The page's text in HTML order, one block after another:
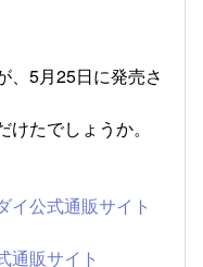
、5月25日に発売さ
たでしょうか。
イ公式通販サイト
通販サイト